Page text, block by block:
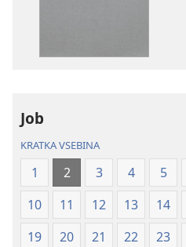
Job
KRATKA VSEBINA
1 2 3 4 5
10
11 12 13 14
19
20 21 22 23